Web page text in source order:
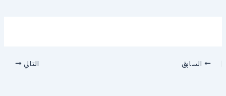
السابق التالي